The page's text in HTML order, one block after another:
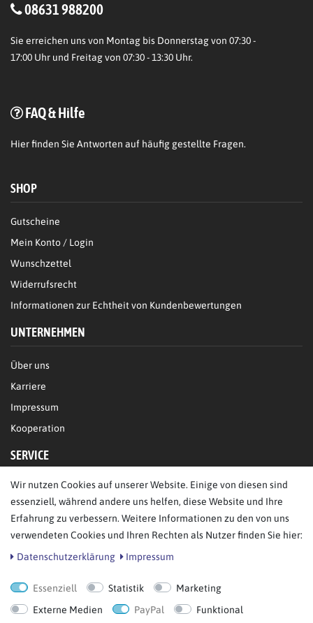
08631 988200
Sie erreichen uns von Montag bis Donnerstag von 07:30 -
17:00 Uhr und Freitag von 07:30 - 13:30 Uhr.
FAQ & Hilfe
Hierfinden Sie Antworten auf häufig gestellte Fragen.
SHOP
Gutscheine
Mein Konto / Login
Wunschzettel
Widerrufsrecht
Informationen zur Echtheit von Kundenbewertungen
UNTERNEHMEN
Über uns
Karriere
Impressum
Kooperation
SERVICE
FAQ/Hilfe
Datenschutz
AGB
Bestellung widerrufen
Wir nutzen Cookies auf unserer Website. Einige von diesen sind
essenziell, während andere uns helfen, diese Website und Ihre
Erfahrung zu verbessern. Weitere Informationen zu den von uns
verwendeten Cookies und Ihren Rechten als Nutzer finden Sie hier:
Daten­schutz­erklärung
Impressum
Essenziell Statistik
Marketing
Externe Medien
PayPal Funktional